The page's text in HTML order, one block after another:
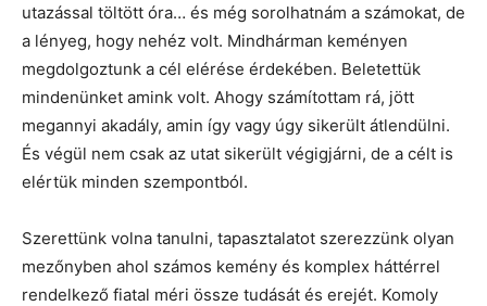
utazással töltött óra… és még sorolhatnám a számokat, de
a lényeg, hogy nehéz volt. Mindhárman keményen
megdolgoztunk a cél elérése érdekében. Beletettük
mindenünket amink volt. Ahogy számítottam rá, jött
megannyi akadály, amin így vagy úgy sikerült átlendülni.
És végül nem csak az utat sikerült végigjárni, de a célt is
elértük minden szempontból.
Szerettünk volna tanulni, tapasztalatot szerezzünk olyan
mezőnyben ahol számos kemény és komplex háttérrel
rendelkező fiatal méri össze tudását és erejét. Komoly